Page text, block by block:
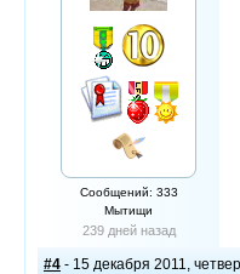
Сообщений: 333
Мытищи
239 дней назад
#4 - 15 декабря 2011,